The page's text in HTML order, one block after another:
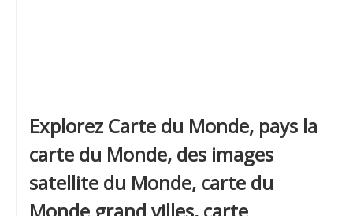
Explorez Carte du Monde, pays la
carte du Monde, des images
satellite du Monde, carte du